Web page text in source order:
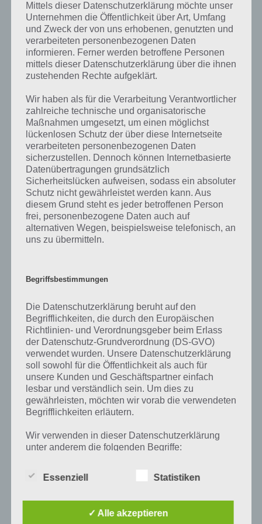
Am häufigsten wird man Monster mit einem Ungeheuer assoziieren.
Dazu aber später noch mehr. Monster gibt es nämlich noch in
anderen Bedeutungen. So heißt ein Spielfilm aus den USA, der 2003
veröffentlicht worden, Monster. Die Monster AG ist ein
Animationsfilm, den viele vielleicht kennen.
Monster ist auch der Name einer schwedischen Band, die von 1994
bis 2000 bestand. Echte internationale Erfolge hatten diese aber
nicht. Bekannter ist da schon das Lied Monster der Sängerin Lady
Gaga. Mit einer Höchstposition von Platz 68 in den Charts im
Vereinigten Königreich war es aber kein erfolgreiches Lied von Lady
Gaga.
Kommen wir zurück zum Monster als Ungeheuer. Dabei kann es
durchaus Unterschiede zwischen Ungeheuer und Monster geben.
Monster sind meist hässliche Gebilde oder Missbildungen,
Ungeheuer imaginäre Phantasietiere. Seinen Ursprung Ungeheuer
hat es im Althochdeutschen. Monster hat seinen Ursprung im
Lateinischen. Hier ist der Ursprung „monstrum“. Übersetzt heißt
Wer öfters mal Werbung geschaut hat, der wird sicherlich auch über
die Jobbörse Monster.de gestolpert sein. Mit den obigen Erklärungen
Plattform, um neue Jobs zu finden. Auch andere Unternehmen
haben sich einen Namen mit Monster gegeben, dabei unter
anderem bekannt Monster Energy.
In der Mathematik gibt es Monstergruppen, eine Gruppe der
mathematischen Gruppentheorie. Hierbei handelt es sich um ein
Teilgebiet der Mathematik
Auf WhatsApp teilen Teilen auf Facebook
Mehr Artikel hier auf Touchportal
Mittels dieser Datenschutzerklärung möchte unser
Unternehmen die Öffentlichkeit über Art, Umfang
und Zweck der von uns erhobenen, genutzten und
verarbeiteten personenbezogenen Daten
informieren. Ferner werden betroffene Personen
mittels dieser Datenschutzerklärung über die ihnen
zustehenden Rechte aufgeklärt.
Wir haben als für die Verarbeitung Verantwortlicher
zahlreiche technische und organisatorische
Maßnahmen umgesetzt, um einen möglichst
lückenlosen Schutz der über diese Internetseite
verarbeiteten personenbezogenen Daten
sicherzustellen. Dennoch können Internetbasierte
Datenübertragungen grundsätzlich
Sicherheitslücken aufweisen, sodass ein absoluter
Schutz nicht gewährleistet werden kann. Aus
diesem Grund steht es jeder betroffenen Person
frei, personenbezogene Daten auch auf
alternativen Wegen, beispielsweise telefonisch, an
uns zu übermitteln.
Begriffsbestimmungen
Die Datenschutzerklärung beruht auf den
Begrifflichkeiten, die durch den Europäischen
Richtlinien- und Verordnungsgeber beim Erlass
der Datenschutz-Grundverordnung (DS-GVO)
verwendet wurden. Unsere Datenschutzerklärung
soll sowohl für die Öffentlichkeit als auch für
unsere Kunden und Geschäftspartner einfach
lesbar und verständlich sein. Um dies zu
gewährleisten, möchten wir vorab die verwendeten
Begrifflichkeiten erläutern.
Wir verwenden in dieser Datenschutzerklärung
unter anderem die folgenden Begriffe:
Personenbezogene Daten sind alle
Essenziell Statistiken
✓ Alle akzeptieren